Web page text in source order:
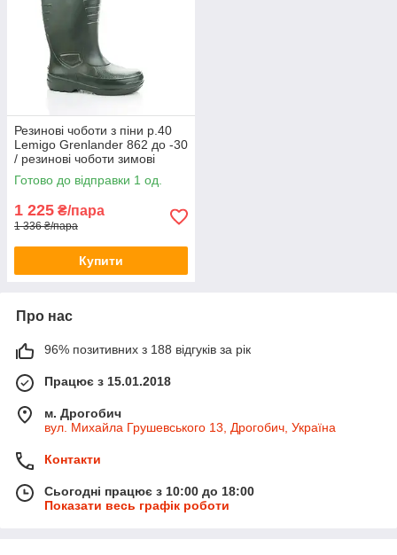
Резинові чоботи з піни р.40
Lemigo Grenlander 862 до -30
/ резинові чоботи зимові
гумаки оливкові
Готово до відправки 1 од.
1 225 ₴/пара
1 336 ₴/пара
Купити
Про нас
96% позитивних з 188 відгуків за рік
Працює з 15.01.2018
м. Дрогобич
вул. Михайла Грушевського 13, Дрогобич, Україна
Контакти
Сьогодні працює з 10:00 до 18:00
Показати весь графік роботи